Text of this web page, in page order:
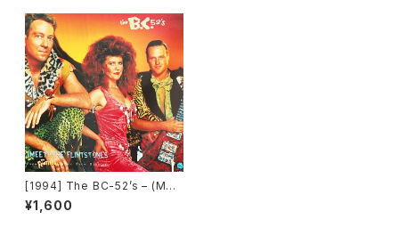
[1994] The BC-52’s – (Mee
t) The Flintstones [MCA Re
cords]
¥1,600